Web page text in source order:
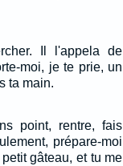
Il l'appela de
moi, je te prie, un
ta main.
point, rentre, fais
prépare-moi
gâteau, et tu me